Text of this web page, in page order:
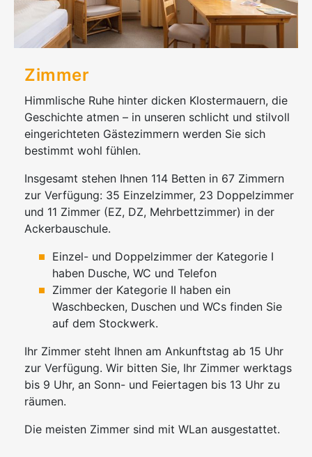
Zimmer
Himmlische Ruhe hinter dicken Klostermauern, die
Geschichte atmen – in unseren schlicht und stilvoll
eingerichteten Gästezimmern werden Sie sich
bestimmt wohl fühlen.
Insgesamt stehen Ihnen 114 Betten in 67 Zimmern
zur Verfügung: 35 Einzelzimmer, 23 Doppelzimmer
und 11 Zimmer (EZ, DZ, Mehrbettzimmer) in der
Ackerbauschule.
Einzel- und Doppelzimmer der Kategorie I
haben Dusche, WC und Telefon
Zimmer der Kategorie II haben ein
Waschbecken, Duschen und WCs finden Sie
auf dem Stockwerk.
Ihr Zimmer steht Ihnen am Ankunftstag ab 15 Uhr
zur Verfügung. Wir bitten Sie, Ihr Zimmer werktags
bis 9 Uhr, an Sonn- und Feiertagen bis 13 Uhr zu
räumen.
Die meisten Zimmer sind mit WLan ausgestattet.